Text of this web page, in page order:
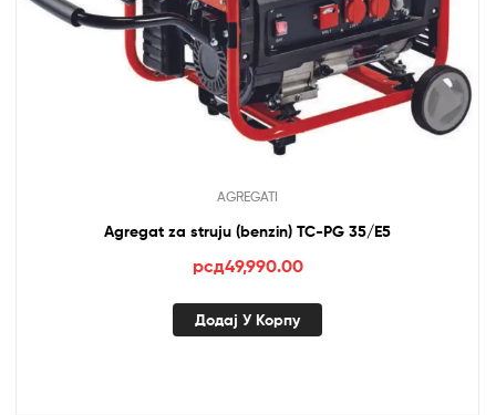
AGREGATI
Agregat za struju (benzin) TC-PG 35/E5
рсд49,990.00
Додај У Корпу